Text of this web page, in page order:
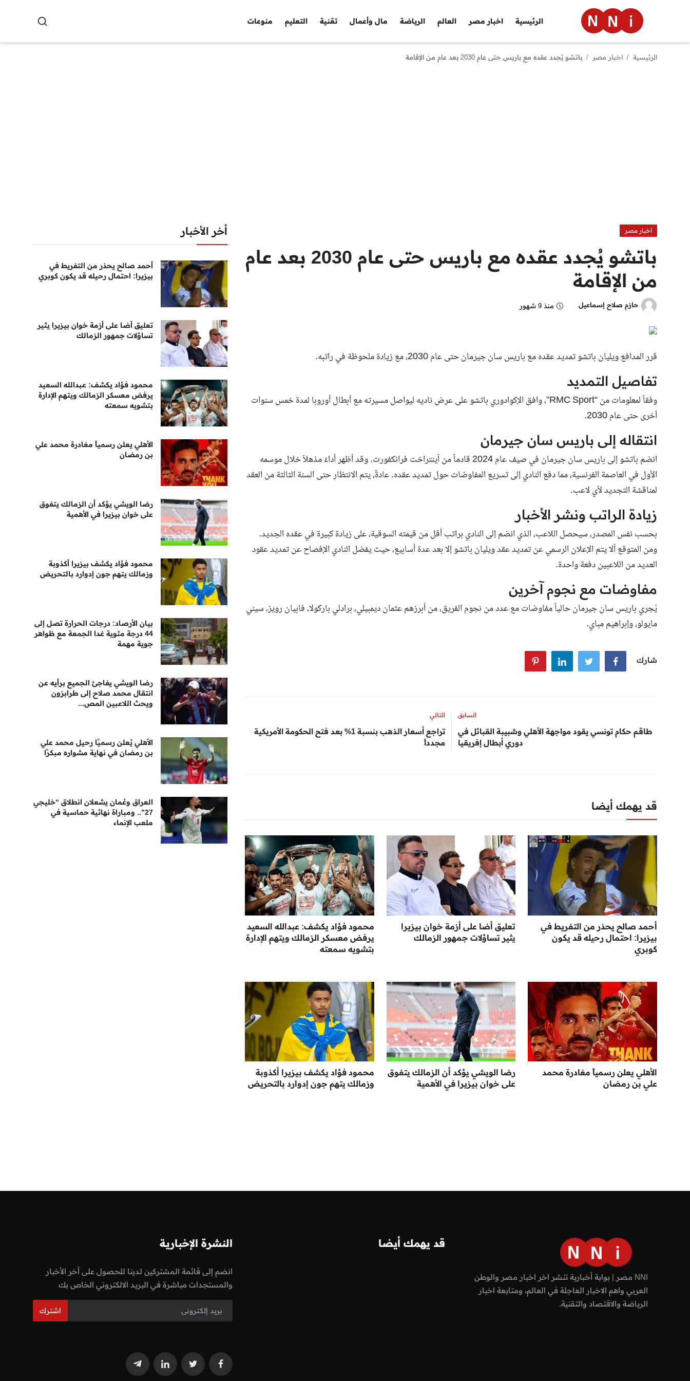
الرئيسية اخبار مصر العالم الرياضة مال وأعمال تقنية التعليم منوعات
منوعات
الرئيسية اخبار مصر باتشو يُجدد عقده مع باريس حتى عام 2030 بعد عام من الإقامة
اخبار مصر
باتشو يُجدد عقده مع باريس حتى عام 2030 بعد عام
من الإقامة
حازم صلاح إسماعيل منذ 9 شهور
قرر المدافع ويليان باتشو تمديد عقده مع باريس سان جيرمان حتى عام 2030، مع زيادة ملحوظة في راتبه.
تفاصيل التمديد
وفقاً لمعلومات من “RMC Sport”، وافق الإكوادوري باتشو على عرض ناديه ليواصل مسيرته مع أبطال أوروبا لمدة خمس سنوات
أخرى حتى عام 2030.
انتقاله إلى باريس سان جيرمان
انضم باتشو إلى باريس سان جيرمان في صيف عام 2024 قادماً من آينتراخت فرانكفورت. وقد أظهر أداءً مذهلاً خلال موسمه
الأول في العاصمة الفرنسية، مما دفع النادي إلى تسريع المفاوضات حول تمديد عقده. عادةً، يتم الانتظار حتى السنة الثالثة من العقد
لمناقشة التجديد لأي لاعب.
زيادة الراتب ونشر الأخبار
بحسب نفس المصدر، سيحصل اللاعب، الذي انضم إلى النادي براتب أقل من قيمته السوقية، على زيادة كبيرة في عقده الجديد.
ومن المتوقع ألا يتم الإعلان الرسمي عن تمديد عقد ويليان باتشو إلا بعد عدة أسابيع، حيث يفضل النادي الإفصاح عن تمديد عقود
العديد من اللاعبين دفعة واحدة.
مفاوضات مع نجوم آخرين
يُجري باريس سان جيرمان حالياً مفاوضات مع عدد من نجوم الفريق، من أبرزهم عثمان ديمبيلي، برادلي باركولا، فابيان رويز، سيني
مايولو، وإبراهيم مباي.
شارك
السابق
طاقم حكام تونسي يقود مواجهة الأهلي وشبيبة القبائل في
دوري أبطال إفريقيا
التالي
تراجع أسعار الذهب بنسبة 1% بعد فتح الحكومة الأمريكية
مجدداً
قد يهمك أيضا
أحمد صالح يحذر من التفريط في
بيزيرا: احتمال رحيله قد يكون
كوبري
تعليق أضا على أزمة خوان بيزيرا
يثير تساؤلات جمهور الزمالك
محمود فؤاد يكشف: عبدالله السعيد
يرفض معسكر الزمالك ويتهم الإدارة
بتشويه سمعته
الأهلي يعلن رسمياً مغادرة محمد
علي بن رمضان
رضا الويشي يؤكد أن الزمالك يتفوق
على خوان بيزيرا في الأهمية
محمود فؤاد يكشف بيزيرا أكذوبة
وزمالك يتهم جون إدوارد بالتحريض
أخر الأخبار
أحمد صالح يحذر من التفريط في
بيزيرا: احتمال رحيله قد يكون كوبري
تعليق أضا على أزمة خوان بيزيرا يثير
تساؤلات جمهور الزمالك
محمود فؤاد يكشف: عبدالله السعيد
يرفض معسكر الزمالك ويتهم الإدارة
بتشويه سمعته
الأهلي يعلن رسمياً مغادرة محمد علي
بن رمضان
رضا الويشي يؤكد أن الزمالك يتفوق
على خوان بيزيرا في الأهمية
محمود فؤاد يكشف بيزيرا أكذوبة
وزمالك يتهم جون إدوارد بالتحريض
بيان الأرصاد: درجات الحرارة تصل إلى
44 درجة مئوية غدا الجمعة مع ظواهر
جوية مهمة
رضا الويشي يفاجئ الجميع برأيه عن
انتقال محمد صلاح إلى طرابزون
ويحث اللاعبين المص...
الأهلي يُعلن رسميًا رحيل محمد علي
بن رمضان في نهاية مشواره مبكرًا
العراق وعُمان يشعلان انطلاق “خليجي
27”.. ومباراة نهائية حماسية في
ملعب الإنماء
NNI مصر | بوابة أخبارية تنشر اخر اخبار مصر والوطن
العربي واهم الاخبار العاجلة في العالم، ومتابعة اخبار
الرياضة والاقتصاد والتقنية.
قد يهمك أيضا النشرة الإخبارية
انضم إلى قائمة المشتركين لدينا للحصول على آخر الأخبار
والمستجدات مباشرة في البريد الالكتروني الخاص بك
اشترك